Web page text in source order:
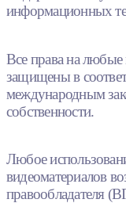
информационных
Все права на любые
защищены в
международным
собственности.
Любое
видеоматериалов
правообладателя